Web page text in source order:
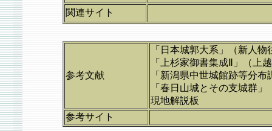
関連サイト
参考文献
「日本城郭大系」（新人物
「上杉家御書集成Ⅱ」（上
「新潟県中世城館跡等分
「春日山城とその支城群
現地解説板
参考サイト